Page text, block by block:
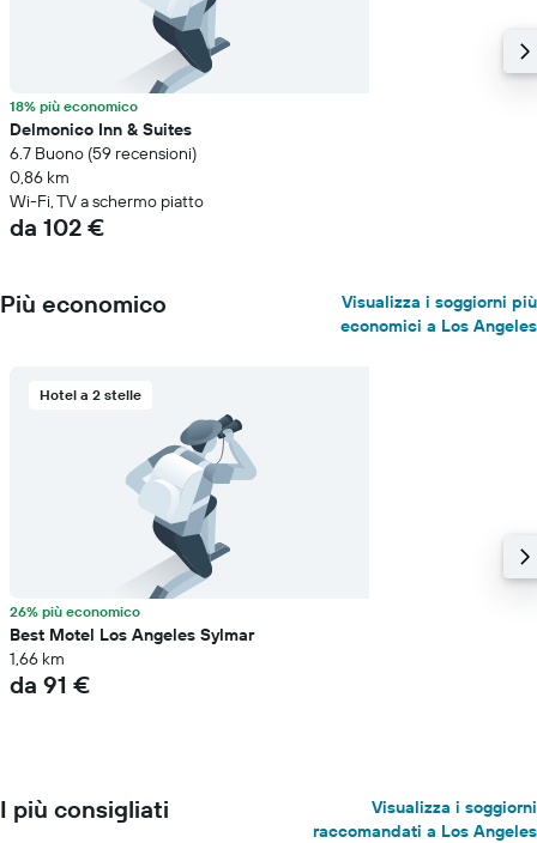
18% più economico
Delmonico Inn & Suites
6.7 Buono (59 recensioni)
0,86 km
Wi-Fi, TV a schermo piatto
da 102 €
Più economico
Visualizza i soggiorni più
economici a Los Angeles
Hotel a 2 stelle
26% più economico
Best Motel Los Angeles Sylmar
1,66 km
da 91 €
I più consigliati
Visualizza i soggiorni
raccomandati a Los Angeles